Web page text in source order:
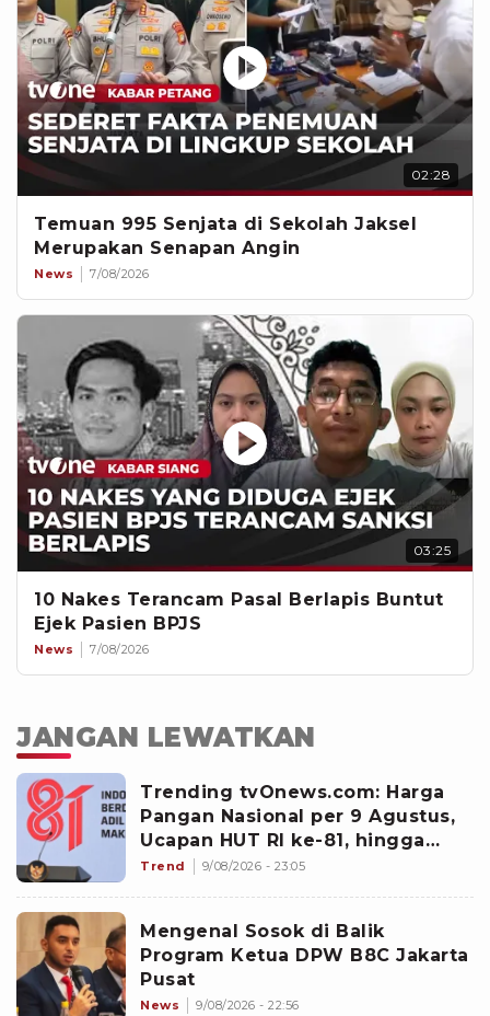
02:28
Temuan 995 Senjata di Sekolah Jaksel
Merupakan Senapan Angin
News 7/08/2026
03:25
10 Nakes Terancam Pasal Berlapis Buntut
Ejek Pasien BPJS
News 7/08/2026
JANGAN LEWATKAN
Trending tvOnews.com: Harga
Pangan Nasional per 9 Agustus,
Ucapan HUT RI ke-81, hingga
Viral Foto Pengantin "Yank Uwes
Trend 9/08/2026 - 23:05
Mengenal Sosok di Balik
Program Ketua DPW B8C Jakarta
Pusat
News 9/08/2026 - 22:56